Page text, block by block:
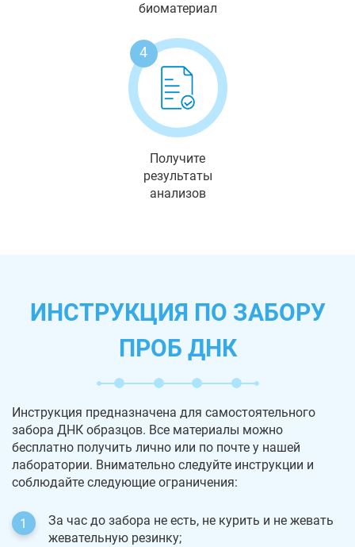
биоматериал
4
Получите
результаты
анализов
ИНСТРУКЦИЯ ПО ЗАБОРУ
ПРОБ ДНК
Инструкция предназначена для самостоятельного
забора ДНК образцов. Все материалы можно
бесплатно получить лично или по почте у нашей
лаборатории. Внимательно следуйте инструкции и
соблюдайте следующие ограничения:
За час до забора не есть, не курить и не жевать
жевательную резинку;